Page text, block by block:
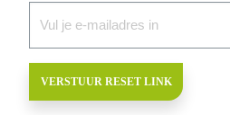
VERSTUUR RESET LINK